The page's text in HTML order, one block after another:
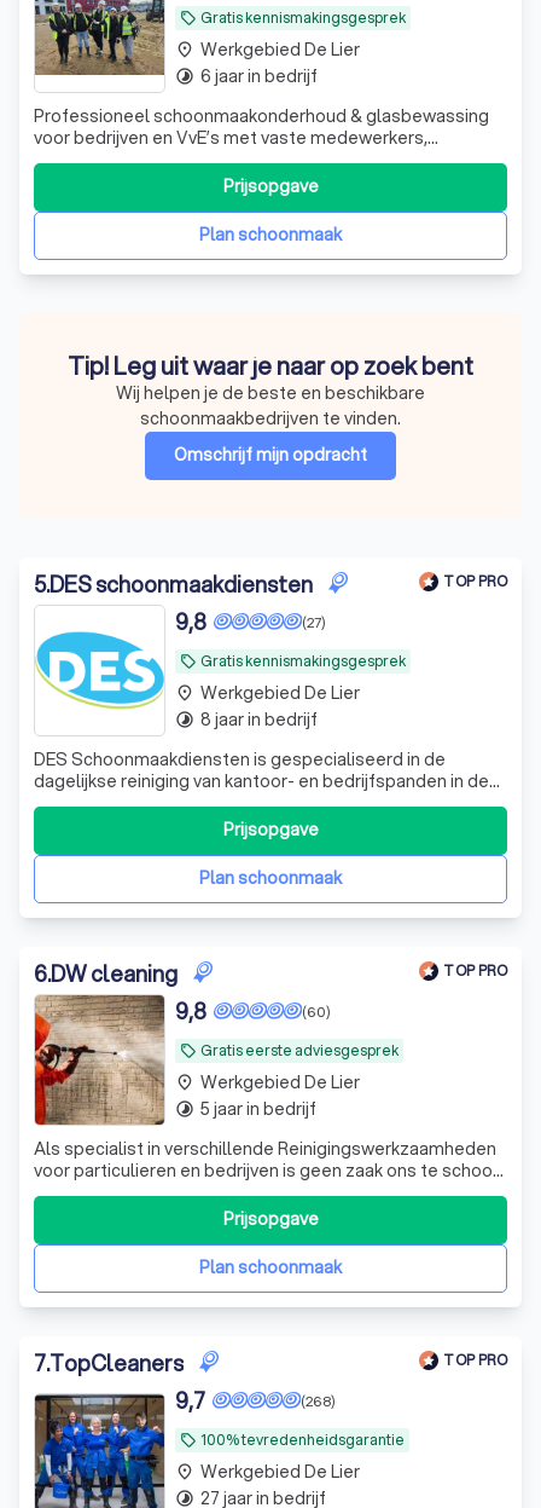
local_offer Gratis kennismakingsgesprek
Professioneel schoonmaakonderhoud & glasbewassing
voor bedrijven en VvE’s met vaste medewerkers,
duidelijke afspraken en hoogwaardige kwaliteit. Uw pand
blijft representatief, verzorgd en fris.
Plan schoonmaak
Prijsopgave
place Werkgebied De Lier
timelapse 6 jaar in bedrijf
Tip! Leg uit waar je naar op zoek bent
Wij helpen je de beste en beschikbare
schoonmaakbedrijven te vinden.
Omschrijf mijn opdracht
5.DES schoonmaakdiensten TOP PRO
local_offer Gratis kennismakingsgesprek
(27)
9,8
DES Schoonmaakdiensten is gespecialiseerd in de
dagelijkse reiniging van kantoor- en bedrijfspanden in de
regio Zuid-Holland.
Plan schoonmaak
Prijsopgave
place Werkgebied De Lier
timelapse 8 jaar in bedrijf
6.DW cleaning TOP PRO
local_offer Gratis eerste adviesgesprek
(60)
9,8
Als specialist in verschillende Reinigingswerkzaamheden
voor particulieren en bedrijven is geen zaak ons te schoon.
Wij zorgen ervoor dat uw woning of pand zijn waarde blijft
behouden. Met onze machines en tools zijn wij van alle
markten thuis. Van glasbewassing tot professioneel
reinigen en renovat
Plan schoonmaak
Prijsopgave
place Werkgebied De Lier
timelapse 5 jaar in bedrijf
7.TopCleaners TOP PRO
local_offer 100% tevredenheidsgarantie
(268)
9,7
place Werkgebied De Lier
timelapse 27 jaar in bedrijf